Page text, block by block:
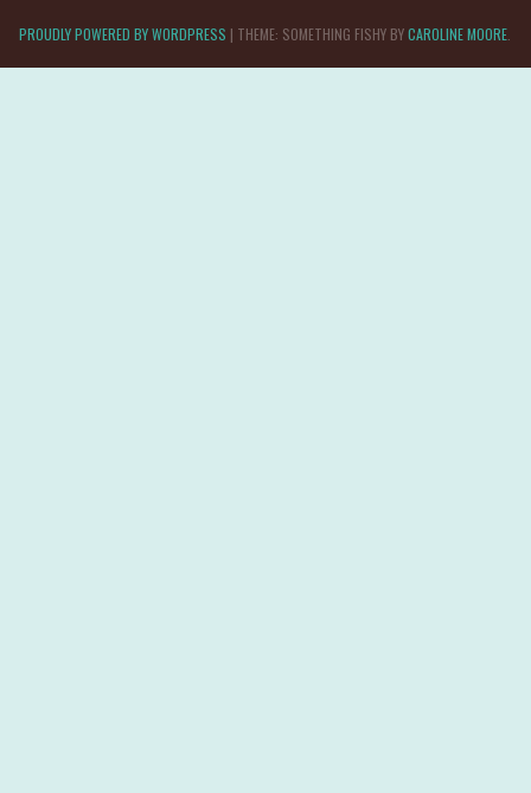
PROUDLY POWERED BY WORDPRESS | THEME: SOMETHING FISHY BYCAROLINE MOORE